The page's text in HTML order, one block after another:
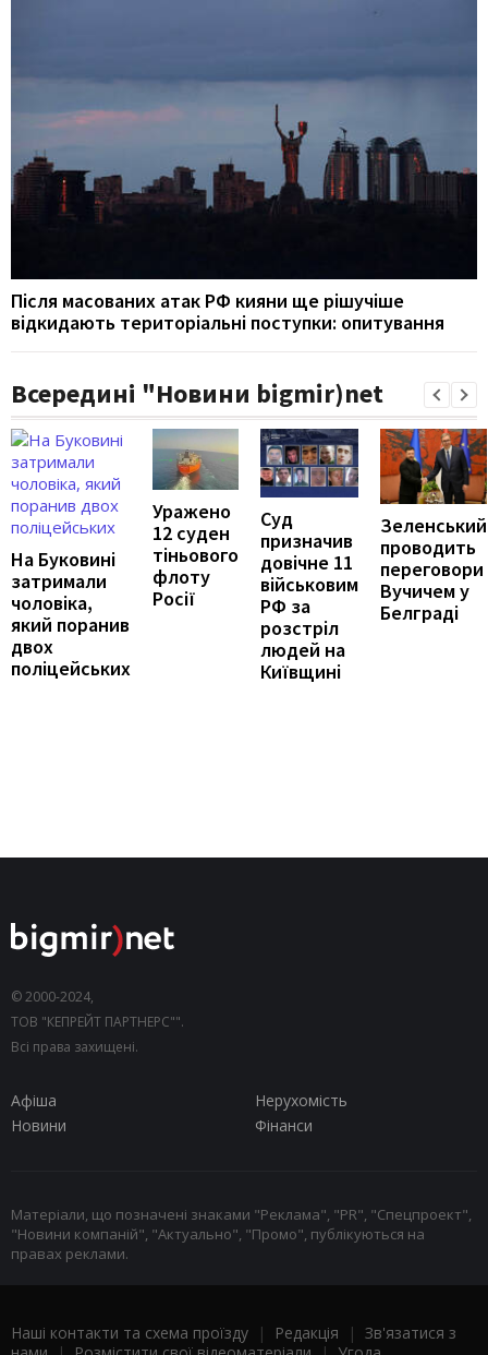
Після масованих атак РФ кияни ще рішучіше
відкидають територіальні поступки: опитування
Всередині "Новини bigmir)net
На Буковині
затримали
чоловіка,
який поранив
двох
поліцейських
Уражено
12 суден
тіньового
флоту
Росії
Суд
призначив
довічне 11
військовим
РФ за
розстріл
людей на
Київщині
Зеленський
проводить
переговори
Вучичем у
Белграді
© 2000-2024,
ТОВ "КЕПРЕЙТ ПАРТНЕРС"".
Всі права захищені.
Афіша
Нерухомість
Новини
Фінанси
Матеріали, що позначені знаками "Реклама", "PR", "Спецпроект",
"Новини компаній", "Актуально", "Промо", публікуються на
правах реклами.
Наші контакти та схема проїзду | Редакція | Зв'язатися з